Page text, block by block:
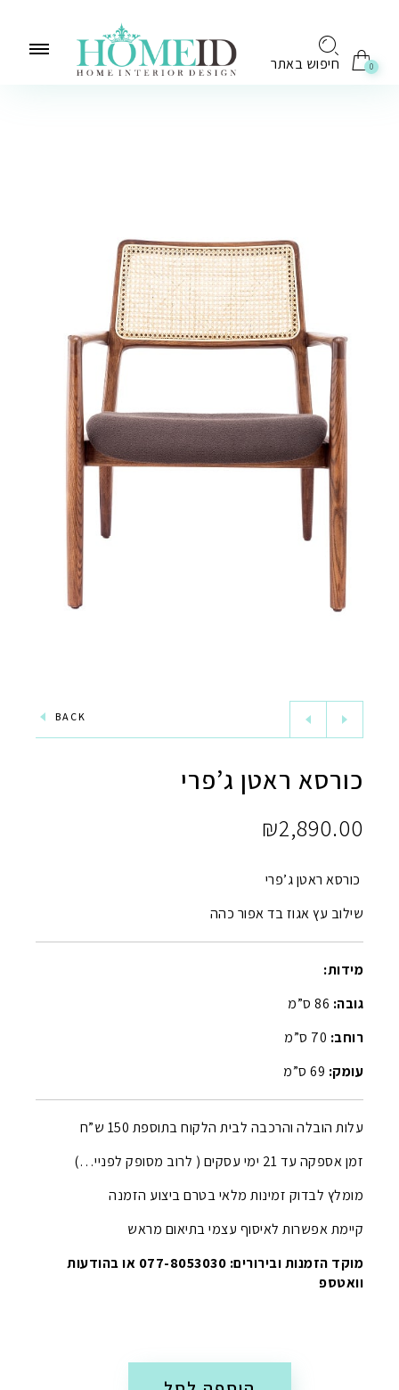
חיפוש באתר 0
BACK
כורסא ראטן ג’פרי
₪2,890.00
כורסא ראטן ג’פרי
שילוב עץ אגוז בד אפור כהה
מידות:
גובה:
רוחב:
עומק:
עלות הובלה והרכבה לבית הלקוח בתוספת 150 ש”ח
זמן אספקה עד 21 ימי עסקים ( לרוב מסופק לפניי…)
מומלץ לבדוק זמינות מלאי בטרם ביצוע הזמנה
קיימת אפשרות לאיסוף עצמי בתיאום מראש
מוקד הזמנות ובירורים: 077-8053030 או בהודעות
וואטספ